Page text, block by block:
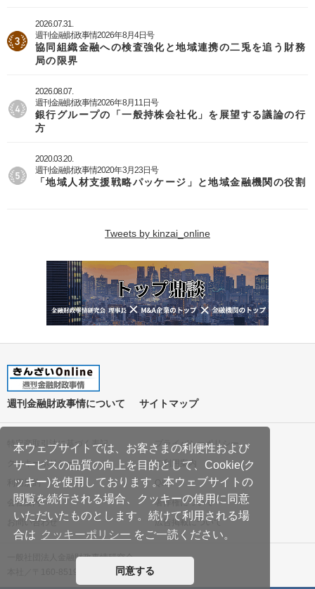
本ウェブサイトでは、お客さまの利便性および
サービスの品質の向上を目的として、Cookie(ク
ッキー)を使用しております。本ウェブサイトの
閲覧を続行される場合、クッキーの使用に同意
いただいたものとします。続けて利用される場
合は クッキーポリシー をご一読ください。
同意する
2026.07.31.
週刊金融財政事情2026年8月4日号
協同組織金融への検査強化と地域連携の二兎を追う財務
局の限界
2026.08.07.
週刊金融財政事情2026年8月11日号
銀行グループの「一般持株会社化」を展望する議論の行
方
2020.03.20.
週刊金融財政事情2020年3月23日号
「地域人材支援戦略パッケージ」と地域金融機関の役割
Tweets by kinzai_online
週刊金融財政事情について サイトマップ
特定商取引法に基づく表記
プライバシーポリシー
クッキーポリシー
ご利用案内
利用規約
Q&A
会社案内
著作権について
お問い合わせ
広告掲載について
一般社団法人金融財政事情研究会
本社／〒160-8519 東京都新宿区南元町19